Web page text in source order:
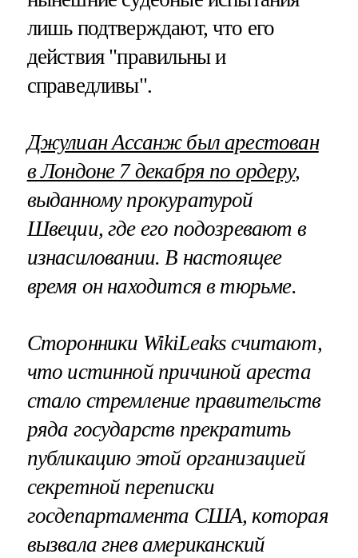
лишь подтверждают, что его
действия "правильны и
справедливы".
Джулиан Ассанж был арестован
в Лондоне 7 декабря по ордеру,
выданному прокуратурой
Швеции, где его подозревают в
изнасиловании. В настоящее
время он находится в тюрьме.
Сторонники WikiLeaks считают,
что истинной причиной ареста
стало стремление правительств
ряда государств прекратить
публикацию этой организацией
секретной переписки
госдепартамента США, которая
вызвала гнев американский